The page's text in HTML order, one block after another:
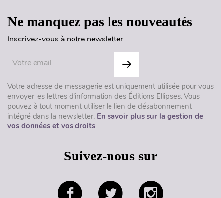
Ne manquez pas les nouveautés
Inscrivez-vous à notre newsletter
Votre adresse de messagerie est uniquement utilisée pour vous
envoyer les lettres d'information des Éditions Ellipses. Vous
pouvez à tout moment utiliser le lien de désabonnement
intégré dans la newsletter. En savoir plus sur la gestion de
vos données et vos droits
Suivez-nous sur